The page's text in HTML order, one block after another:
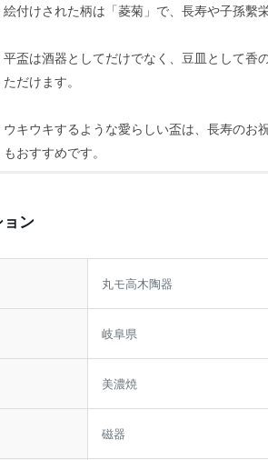
絵付けされた柄は「菱菊」で、長寿や子孫繫
平盃は酒器としてだけでなく、豆皿として香
ただけます。
ウキウキするような愛らしい盃は、長寿のお
もおすすめです。
ョン
丸モ高木陶器
岐阜県
美濃焼
磁器